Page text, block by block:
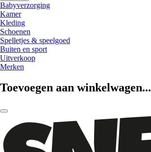
Babyverzorging
Kamer
Kleding
Schoenen
Spelletjes & speelgoed
Buiten en sport
Uitverkoop
Merken
Toevoegen aan winkelwagen...